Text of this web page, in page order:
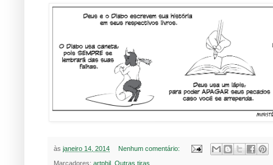
às janeiro 14, 2014 Nenhum comentário:
Marcadores: artphil Outras tiras